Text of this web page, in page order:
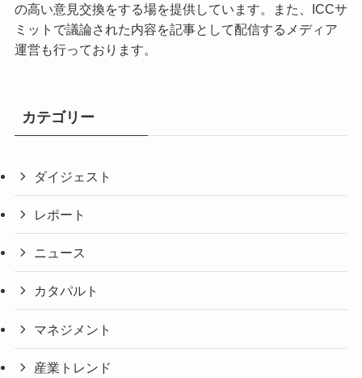
の高い意見交換をする場を提供しています。また、ICCサ
ミットで議論された内容を記事として配信するメディア
運営も行っております。
カテゴリー
ダイジェスト
レポート
ニュース
カタパルト
マネジメント
産業トレンド